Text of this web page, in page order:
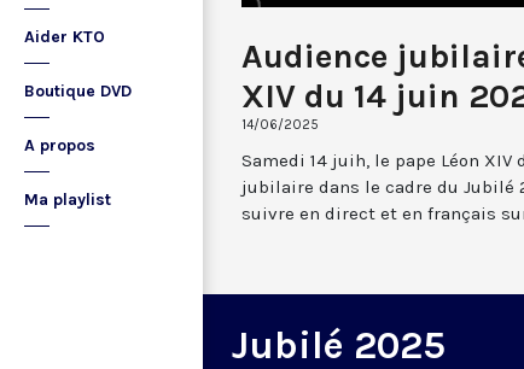
Aider KTO
Boutique DVD
A propos
Ma playlist
Audience
XIV du 14 juin
14/06/2025
Samedi 14 juih, le pape Léon
jubilaire dans le cadre du Jubilé
suivre en direct et en français sur
Jubilé 2025